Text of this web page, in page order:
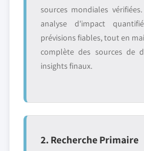
sources mondiales
analyse d'impact
prévisions fiables, tout en
complète des sources de
insights finaux.
2. Recherche Primaire